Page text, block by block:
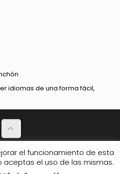
idiomas de una forma fácil,
de Privacidad
de amigos.
el funcionamiento de esta
aceptas el uso de las mismas.